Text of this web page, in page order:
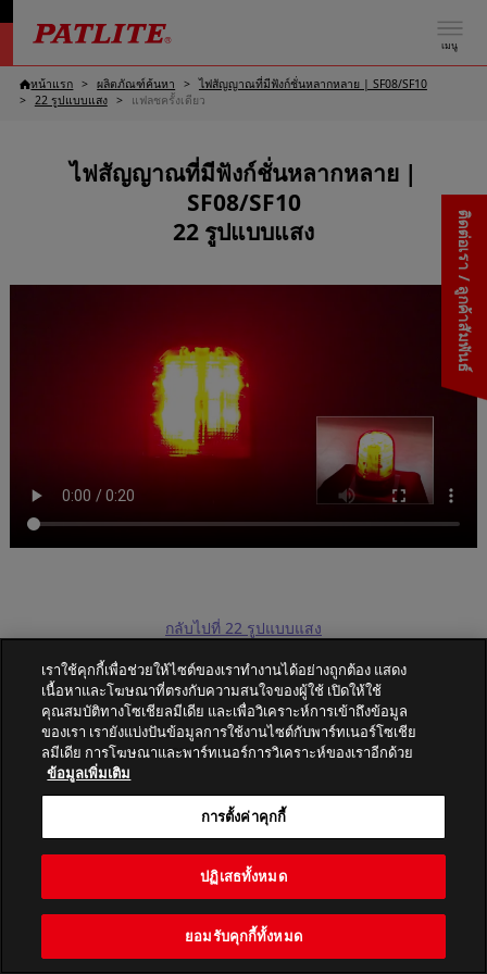
เมนู
ติดต่อเรา / ลูกค้าสัมพันธ์
หน้าแรก ผลิตภัณฑ์ค้นหา
ไฟสัญญาณที่มีฟังก์ชั่นหลากหลาย | SF08/SF10
22 รูปแบบแสง
แฟลชครั้งเดียว
ไฟสัญญาณที่มีฟังก์ชั่นหลากหลาย |
SF08/SF10
22 รูปแบบแสง
กลับไปที่ 22 รูปแบบแสง
PATLITE CORPORATION. All Rights Reserved.
เราใช้คุกกี้เพื่อช่วยให้ไซต์ของเราทำงานได้อย่างถูกต้อง แสดง
เนื้อหาและโฆษณาที่ตรงกับความสนใจของผู้ใช้ เปิดให้ใช้
คุณสมบัติทางโซเชียลมีเดีย และเพื่อวิเคราะห์การเข้าถึงข้อมูล
ของเรา เรายังแบ่งปันข้อมูลการใช้งานไซต์กับพาร์ทเนอร์โซเชีย
ลมีเดีย การโฆษณาและพาร์ทเนอร์การวิเคราะห์ของเราอีกด้วย
ข้อมูลเพิ่มเติม
การตั้งค่าคุกกี้
ปฏิเสธทั้งหมด
ยอมรับคุกกี้ทั้งหมด